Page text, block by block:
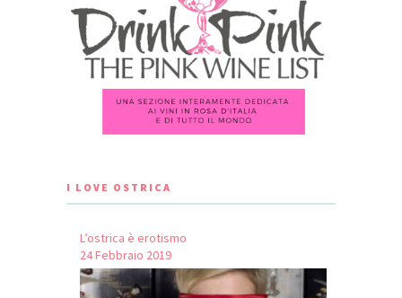
I LOVE OSTRICA
L’ostrica è erotismo
24 Febbraio 2019